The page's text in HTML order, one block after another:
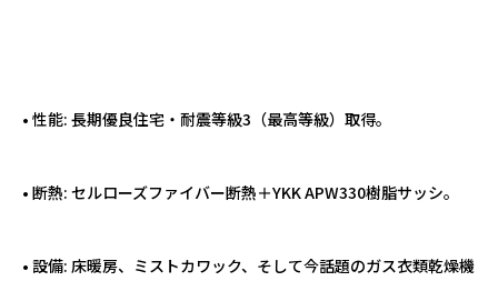
• 性能: 長期優良住宅・耐震等級3（最高等級）取得。
• 断熱: セルローズファイバー断熱＋YKK APW330樹脂サッシ。
• 設備: 床暖房、ミストカワック、そして今話題のガス衣類乾燥機